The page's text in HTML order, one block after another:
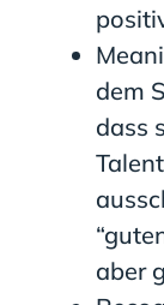
dem
dass
aber